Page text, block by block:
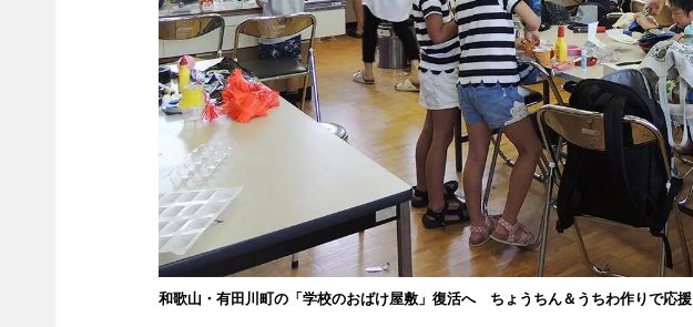
和歌山・有田川町の「学校のおばけ屋敷」復活へ ちょうちん＆うちわ作りで応援